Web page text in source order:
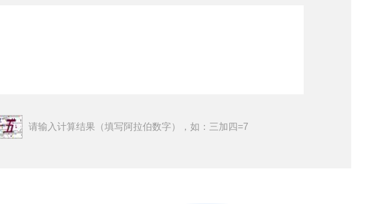
请输入计算结果（填写阿拉伯数字），如：三加四=7